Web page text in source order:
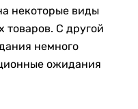
некоторые виды
товаров. С другой
немного
ожидания